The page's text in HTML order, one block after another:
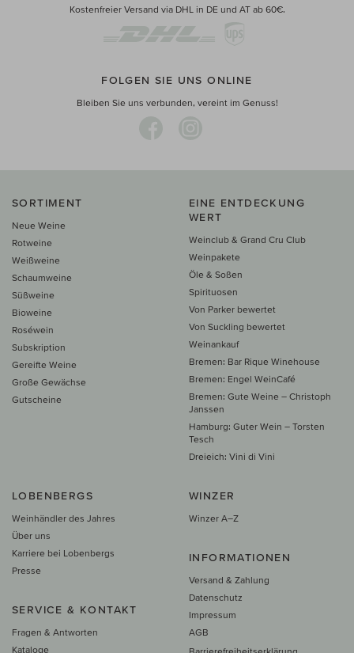
Kostenfreier Versand via DHL in DE und AT ab 60€.
FOLGEN SIE UNS ONLINE
Bleiben Sie uns verbunden, vereint im Genuss!
SORTIMENT
Neue Weine
Rotweine
Weißweine
Schaumweine
Süßweine
Bioweine
Roséwein
Subskription
Gereifte Weine
Große Gewächse
Gutscheine
EINE ENTDECKUNG
WERT
Weinclub & Grand Cru Club
Weinpakete
Öle & Soßen
Spirituosen
Von Parker bewertet
Von Suckling bewertet
Weinankauf
Bremen: Bar Rique Winehouse
Bremen: Engel WeinCafé
Bremen: Gute Weine – Christoph
Janssen
Hamburg: Guter Wein – Torsten
Tesch
Dreieich: Vini di Vini
LOBENBERGS
Weinhändler des Jahres
Über uns
Karriere bei Lobenbergs
Presse
SERVICE & KONTAKT
Fragen & Antworten
Kataloge
WINZER
Winzer A–Z
INFORMATIONEN
Versand & Zahlung
Datenschutz
Impressum
AGB